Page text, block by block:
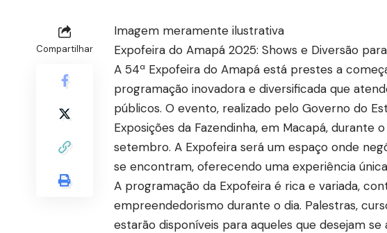
Compartilhar
Imagem meramente ilustrativa
Expofeira do Amapá 2025: Shows e Diversão
A 54ª Expofeira do Amapá está prestes a
programação inovadora e diversificada que
públicos. O evento, realizado pelo Governo do
Exposições da Fazendinha, em Macapá,
setembro. A Expofeira será um espaço onde
se encontram, oferecendo uma experiência
A programação da Expofeira é rica e variada,
empreendedorismo durante o dia. Palestras,
estarão disponíveis para aqueles que desejam